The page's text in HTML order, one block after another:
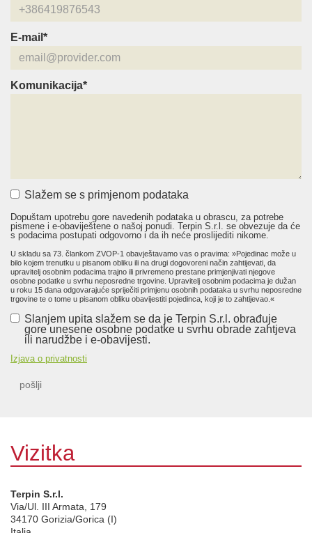
E-mail*
Komunikacija*
Slažem se s primjenom podataka
Dopuštam upotrebu gore navedenih podataka u obrascu, za potrebe
pismene i e-obaviještene o našoj ponudi. Terpin S.r.l. se obvezuje da će
s podacima postupati odgovorno i da ih neće proslijediti nikome.
U skladu sa 73. člankom ZVOP-1 obavještavamo vas o pravima: »Pojedinac može u
bilo kojem trenutku u pisanom obliku ili na drugi dogovoreni način zahtijevati, da
upravitelj osobnim podacima trajno ili privremeno prestane primjenjivati njegove
osobne podatke u svrhu neposredne trgovine. Upravitelj osobnim podacima je dužan
u roku 15 dana odgovarajuće spriječiti primjenu osobnih podataka u svrhu neposredne
trgovine te o tome u pisanom obliku obavijestiti pojedinca, koji je to zahtijevao.«
Slanjem upita slažem se da je Terpin S.r.l. obrađuje
gore unesene osobne podatke u svrhu obrade zahtjeva
ili narudžbe i e-obavijesti.
Izjava o privatnosti
pošlji
Vizitka
Terpin S.r.l.
Via/Ul. III Armata, 179
34170 Gorizia/Gorica (I)